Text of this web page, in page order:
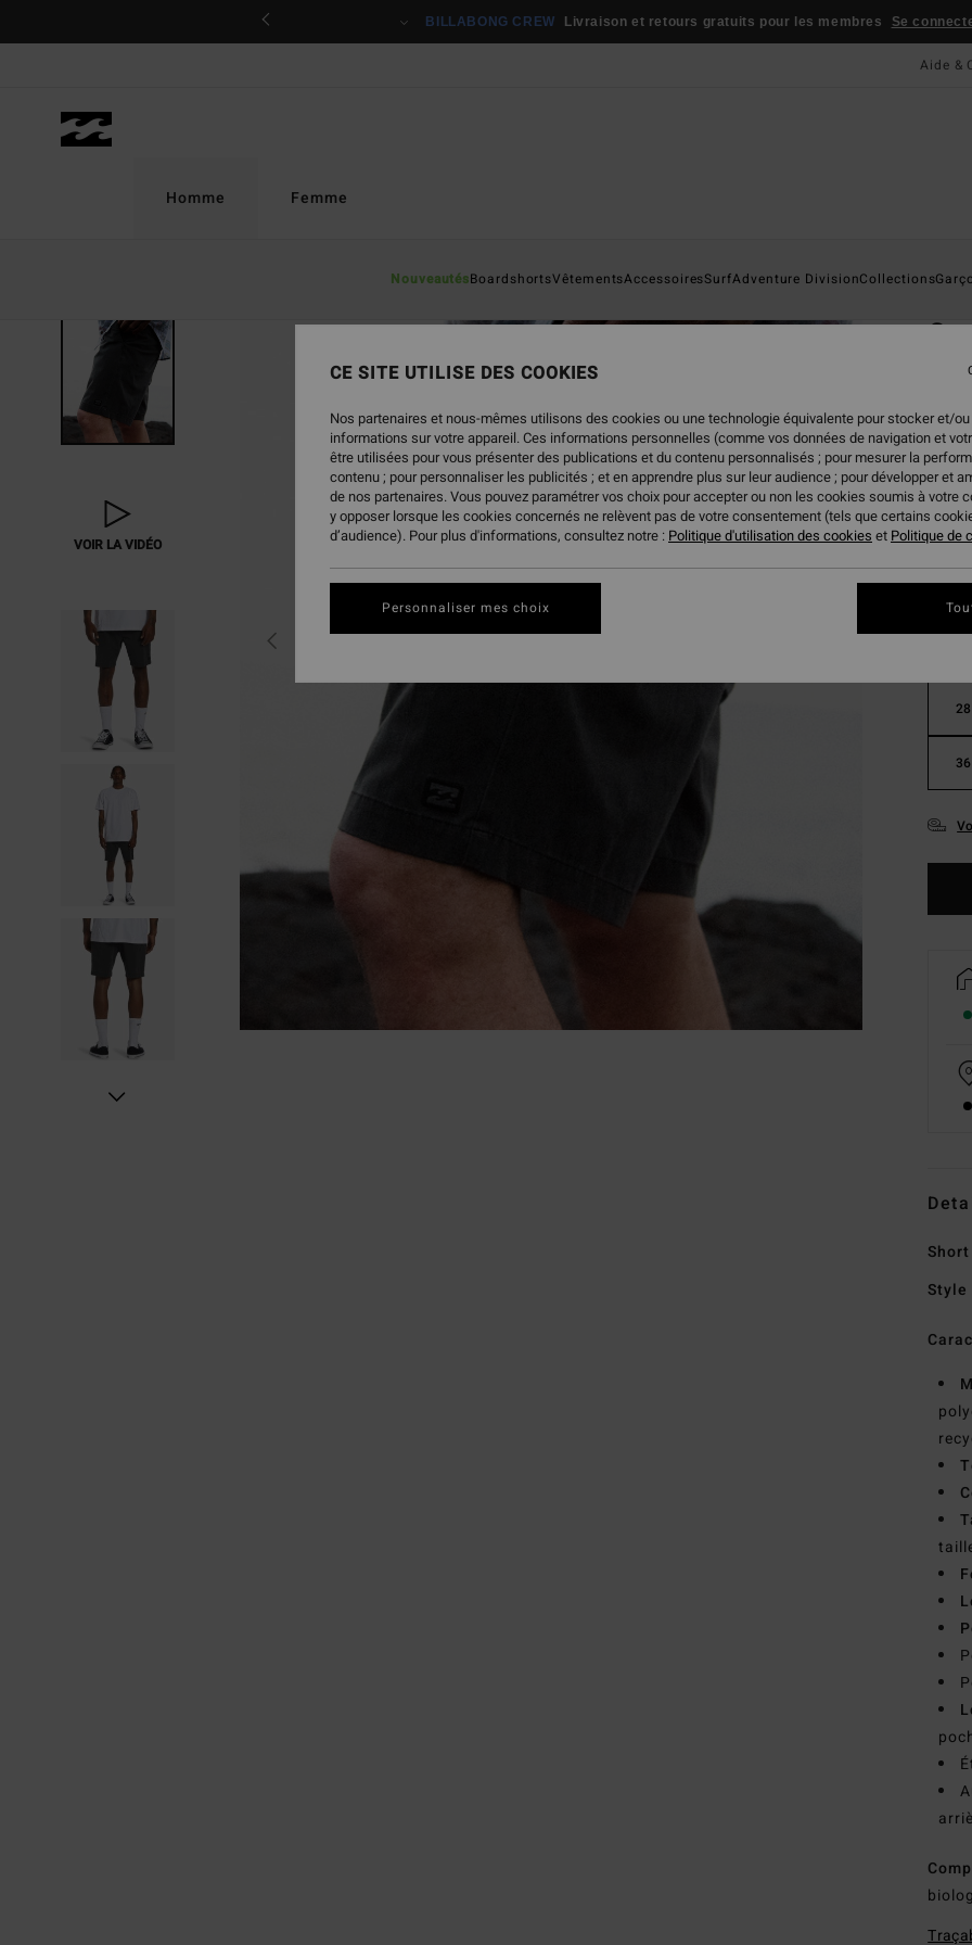
BILLABONG CREW Livraison et retours gratuits pour les membres Se
Aide &
Homme
NouveautésBoardshortsVêtementsAccessoiresSurfAdventure DivisionCollections
Femme
VOIR LA VIDÉO
ECO-
28
36
Style
CE SITE UTILISE DES COOKIES
Nos partenaires et nous-mêmes utilisons des cookies ou une technologie équivalente pour stocker et/
informations sur votre appareil. Ces informations personnelles (comme vos données de navigation et
être utilisées pour vous présenter des publications et du contenu personnalisés ; pour mesurer la
contenu ; pour personnaliser les publicités ; et en apprendre plus sur leur audience ; pour développer et
de nos partenaires. Vous pouvez paramétrer vos choix pour accepter ou non les cookies soumis à votre
y opposer lorsque les cookies concernés ne relèvent pas de votre consentement (tels que certains
d’audience). Pour plus d'informations, consultez notre : Politique d'utilisation des cookies et Politique de
Personnaliser mes choix